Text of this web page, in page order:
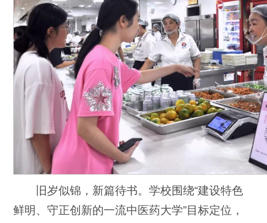
旧岁似锦，新篇待书。学校围绕“建设特色
鲜明、守正创新的一流中医药大学”目标定位，